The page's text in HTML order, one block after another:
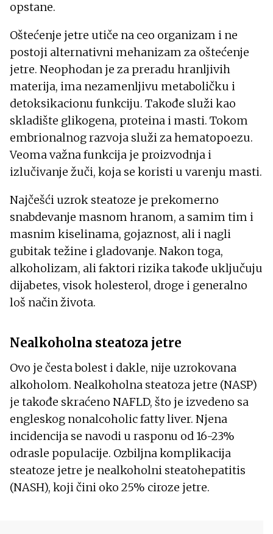
opstane.
Oštećenje jetre utiče na ceo organizam i ne
postoji alternativni mehanizam za oštećenje
jetre. Neophodan je za preradu hranljivih
materija, ima nezamenljivu metaboličku i
detoksikacionu funkciju. Takođe služi kao
skladište glikogena, proteina i masti. Tokom
embrionalnog razvoja služi za hematopoezu.
Veoma važna funkcija je proizvodnja i
izlučivanje žuči, koja se koristi u varenju masti.
Najčešći uzrok steatoze je prekomerno
snabdevanje masnom hranom, a samim tim i
masnim kiselinama, gojaznost, ali i nagli
gubitak težine i gladovanje. Nakon toga,
alkoholizam, ali faktori rizika takođe uključuju
dijabetes, visok holesterol, droge i generalno
loš način života.
Nealkoholna steatoza jetre
Ovo je česta bolest i dakle, nije uzrokovana
alkoholom. Nealkoholna steatoza jetre (NASP)
je takođe skraćeno NAFLD, što je izvedeno sa
engleskog nonalcoholic fatty liver. Njena
incidencija se navodi u rasponu od 16-23%
odrasle populacije. Ozbiljna komplikacija
steatoze jetre je nealkoholni steatohepatitis
(NASH), koji čini oko 25% ciroze jetre.